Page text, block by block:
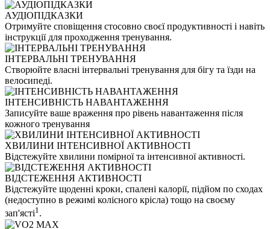
АУДІОПІДКАЗКИ
Отримуйте сповіщення стосовно своєї продуктивності і навіть
інструкції для проходження тренування.
ІНТЕРВАЛЬНІ ТРЕНУВАННЯ
Створюйте власні інтервальні тренування для бігу та їзди на
велосипеді.
ІНТЕНСИВНІСТЬ НАВАНТАЖЕННЯ
Записуйте ваше враження про рівень навантаження після
кожного тренування
ХВИЛИНИ ІНТЕНСИВНОЇ АКТИВНОСТІ
Відстежуйте хвилини помірної та інтенсивної активності.
ВІДСТЕЖЕННЯ АКТИВНОСТІ
Відстежуйте щоденні кроки, спалені калорії, підйом по сходах
(недоступно в режимі колісного крісла) тощо на своєму
зап'ясті1.